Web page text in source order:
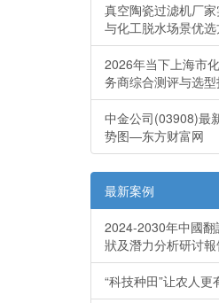
真空陶瓷过滤机厂
与化工脱水场景优选
2026年当下上海市
务商综合测评与选
中金公司(03908)最
势图—东方财富网
最新案例
2024-2030年中國
狀及潛力分析研讨
“科技种田”让农人